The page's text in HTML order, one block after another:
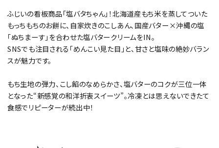
ふじいの看板商品「塩バタちゃん」！北海道産もち米を蒸してついた
もっちもちのお餅に、自家炊きのこしあん、国産バター×沖縄の塩
「ぬちまーす」を合わせた塩バタークリームをIN。
SNSでも注目される「めんこい見た目」と、甘さと塩味の絶妙バラン
スが魅力です。
もち生地の弾力、こし餡のなめらかさ、塩バターのコクが三位一体
となった“新感覚の和洋折衷スイーツ”。冷凍とは思えないできたて
食感でリピーターが続出中！